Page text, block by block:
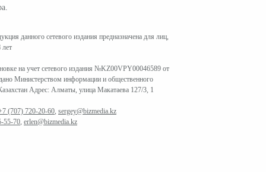
данного сетевого издания предназначена для лиц,
лет
на учет сетевого издания №KZ00VPY00046589 от
Министерством информации и общественного
Адрес: Алматы, улица Макатаева 127/3, 1
(707) 720-20-60 sergey@bizmedia.kz
55-70 erlen@bizmedia.kz